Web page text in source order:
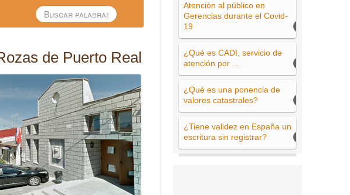
de Puerto Real
Atención al público en
Gerencias durante el Covid-
19
¿Qué es CADI, servicio de
atención por ...
¿Qué es una ponencia de
valores catastrales?
¿Tiene validez en España un
escritura sin registrar?